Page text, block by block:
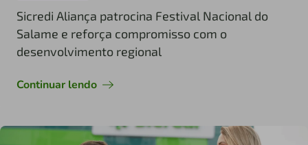
Sicredi Aliança patrocina Festival Nacional do
Salame e reforça compromisso com o
desenvolvimento regional
Continuar lendo